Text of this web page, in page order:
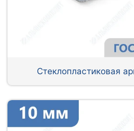
Стеклопластиковая